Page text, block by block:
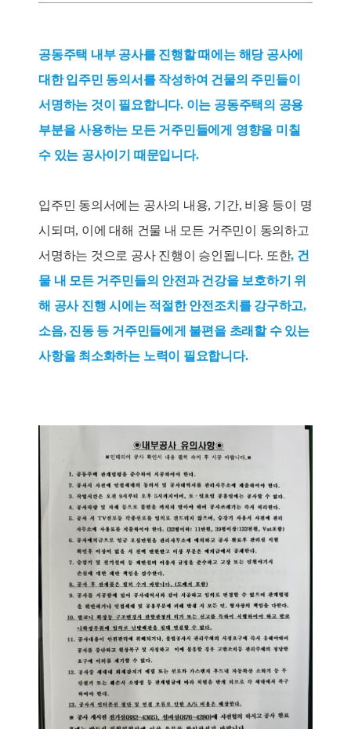
공동주택 내부 공사를 진행할 때에는 해당 공사에
대한 입주민 동의서를 작성하여 건물의 주민들이
서명하는 것이 필요합니다. 이는 공동주택의 공용
부분을 사용하는 모든 거주민들에게 영향을 미칠
수 있는 공사이기 때문입니다.
입주민 동의서에는 공사의 내용, 기간, 비용 등이 명
시되며, 이에 대해 건물 내 모든 거주민이 동의하고
서명하는 것으로 공사 진행이 승인됩니다. 또한, 건
물 내 모든 거주민들의 안전과 건강을 보호하기 위
해 공사 진행 시에는 적절한 안전조치를 강구하고,
소음, 진동 등 거주민들에게 불편을 초래할 수 있는
사항을 최소화하는 노력이 필요합니다.